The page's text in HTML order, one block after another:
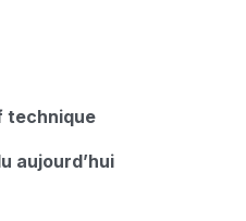
technique
aujourd’hui